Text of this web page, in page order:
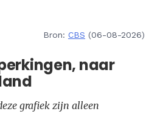
Bron: CBS (06-08-2026)
naar
grafiek zijn alleen